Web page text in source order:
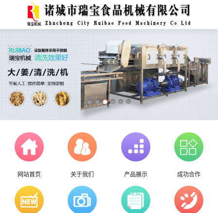
网站首页 关于我们 产品展示 成功合作